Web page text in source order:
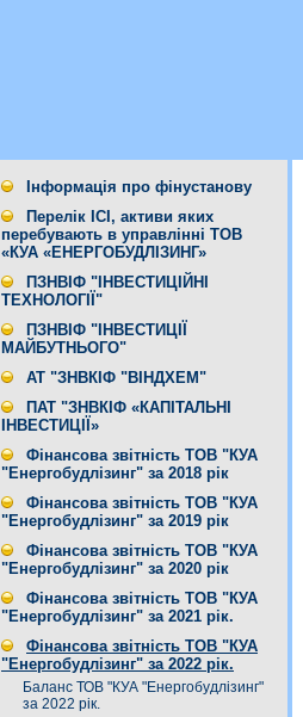
Інформація про фінустанову
Перелік ІСІ, активи яких
перебувають в управлінні ТОВ
«КУА «ЕНЕРГОБУДЛІЗИНГ»
ПЗНВІФ "ІНВЕСТИЦІЙНІ
ТЕХНОЛОГІЇ"
ПЗНВІФ "ІНВЕСТИЦІЇ
МАЙБУТНЬОГО"
АТ "ЗНВКІФ "ВІНДХЕМ"
ПАТ "ЗНВКІФ «КАПІТАЛЬНІ
ІНВЕСТИЦІЇ»
Фінансова звітність ТОВ "КУА
"Енергобудлізинг" за 2018 рік
Фінансова звітність ТОВ "КУА
"Енергобудлізинг" за 2019 рік
Фінансова звітність ТОВ "КУА
"Енергобудлізинг" за 2020 рік
Фінансова звітність ТОВ "КУА
"Енергобудлізинг" за 2021 рік.
Фінансова звітність ТОВ "КУА
"Енергобудлізинг" за 2022 рік.
Баланс ТОВ "КУА "Енергобудлізинг"
за 2022 рік.